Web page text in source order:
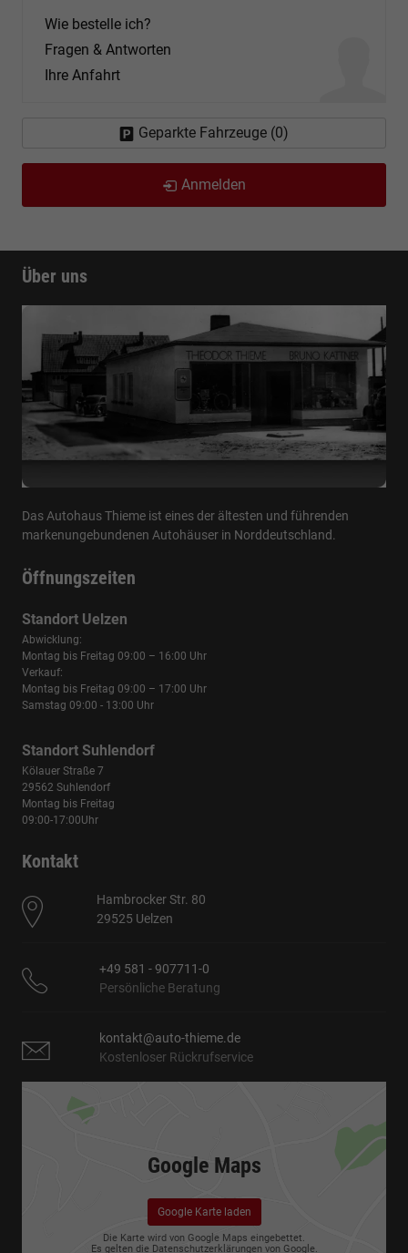
Wie bestelle ich?
Fragen & Antworten
Ihre Anfahrt
Geparkte Fahrzeuge (0)
Anmelden
Über uns
Das Autohaus Thieme ist eines der ältesten und führenden
markenungebundenen Autohäuser in Norddeutschland.
Öffnungszeiten
Standort Uelzen
Abwicklung:
Montag bis Freitag 09:00 – 16:00 Uhr
Verkauf:
Montag bis Freitag 09:00 – 17:00 Uhr
Samstag 09:00 - 13:00 Uhr
Standort Suhlendorf
Kölauer Straße 7
29562 Suhlendorf
Montag bis Freitag
09:00-17:00Uhr
Kontakt
Hambrocker Str. 80
29525 Uelzen
+49 581 - 907711-0
Persönliche Beratung
kontakt@auto-thieme.de
Kostenloser Rückrufservice
Google Maps
Google Karte laden
Die Karte wird von Google Maps eingebettet.
Es gelten die Datenschutzerklärungen von Google.